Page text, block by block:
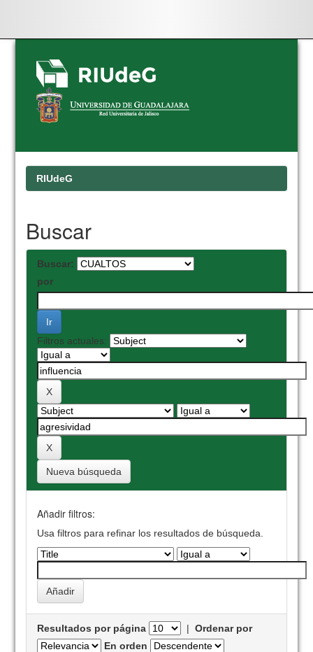
Skip
navigation
RIUdeG
Buscar
Buscar:
por
Filtros actuales:
Nueva búsqueda
Añadir filtros:
Usa filtros para refinar los resultados de búsqueda.
Resultados por página |Ordenar por
En orden